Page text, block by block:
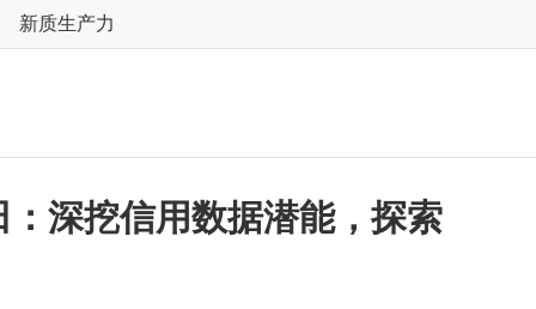
新质生产力
深挖信用数据潜能，探索